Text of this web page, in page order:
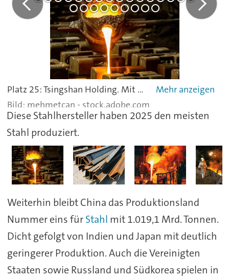
Platz 25: Tsingshan Holding. Mit 16 Mio. Tonnen Stahl (2023: 16,28 Mio. Tonnen) bringt es das chinesische Unternehmen auf den 25. Platz unter den größten Stahlherstellern der Welt. Die Chinesen sind auch im Bergbau aktiv, sie fördern Chromerz in Simbabwe. Chrom ist ein Stahlveredler.
mehmetcan - stock.adobe.com
Diese Stahlhersteller haben 2025 den meisten
Stahl produziert.
Weiterhin bleibt China das Produktionsland
Nummer eins fürStahl mit 1.019,1 Mrd. Tonnen.
Dicht gefolgt von Indien und Japan mit deutlich
geringerer Produktion. Auch die Vereinigten
Staaten sowie Russland und Südkorea spielen in